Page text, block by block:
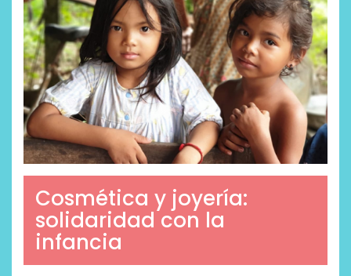
Cosmética y joyería:
solidaridad con la
infancia